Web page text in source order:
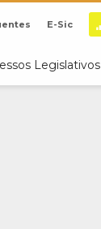
E-Sic
Legislativos